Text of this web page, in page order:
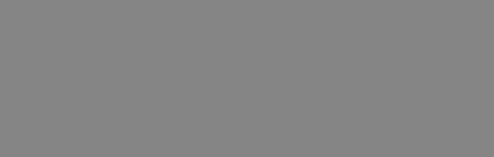
λόγω ιστότοπο.
και